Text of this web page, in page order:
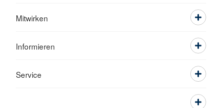
Mitwirken
Informieren
Service